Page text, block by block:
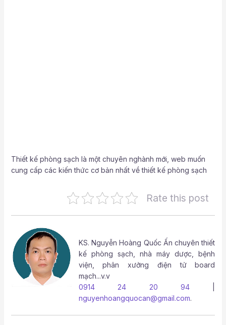
Thiết kế phòng sạch là một chuyên nghành mới, web muốn
cung cấp các kiến thức cơ bản nhất về thiết kế phòng sạch
Rate this post
KS. Nguyễn Hoàng Quốc Ấnchuyên thiết
kế phòng sạch, nhà máy dược, bệnh
viện, phân xưởng điện tử board
mạch...v.v
0914 24 20 94|
nguyenhoangquocan@gmail.com.